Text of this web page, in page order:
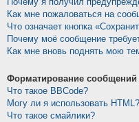
Как мне пожаловаться на
Что означает кнопка
Почему моё сообщение
Как мне вновь поднять мою
Форматирование
Что такое BBCode?
Могу ли я использовать HTML?
Что такое смайлики?